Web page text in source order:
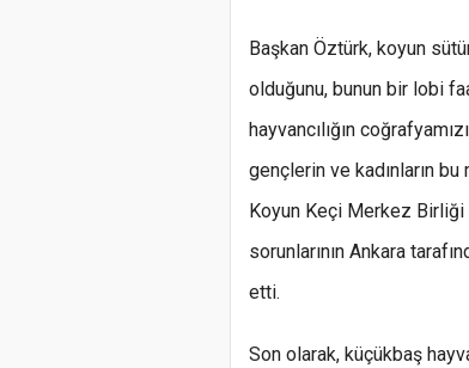
Başkan Öztürk, koyun
olduğunu, bunun bir lobi
hayvancılığın
gençlerin ve kadınların
Koyun Keçi Merkez Birliği
sorunlarının Ankara
etti.
Son olarak, küçükbaş